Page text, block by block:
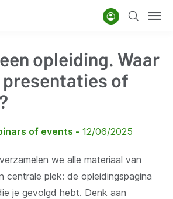
AccountZoeken
opleiding. Waar
presentaties of
of events 12/06/2025
we alle materiaal van
centrale plek: de opleidingspagina
je gevolgd hebt. Denk aan